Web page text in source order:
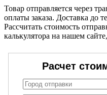
Товар отправляется через
оплаты заказа. Доставка до
Рассчитать стоимость
калькулятора на нашем